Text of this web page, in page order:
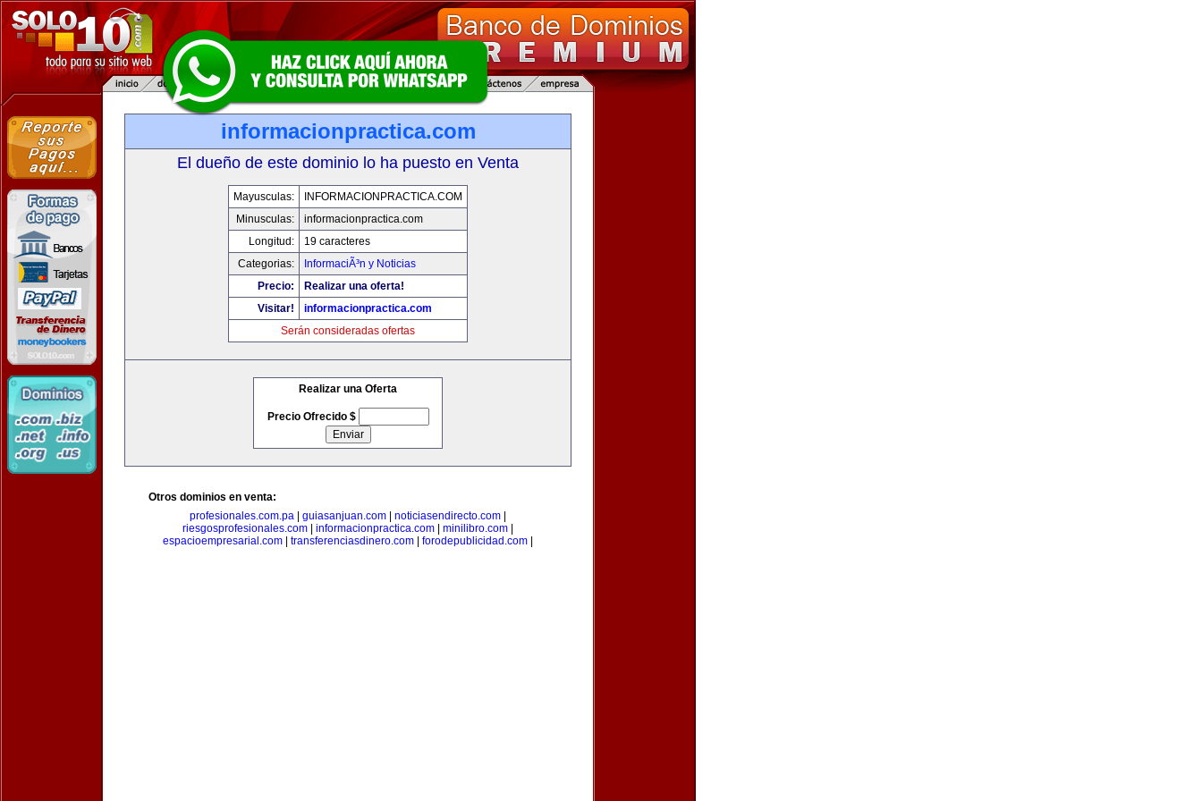
informacionpractica.com
El dueño de este dominio lo ha puesto en Venta
Mayusculas:
INFORMACIONPRACTICA.COM
Minusculas:
informacionpractica.com
Longitud:
19 caracteres
Categorias:
InformaciÃ³n y Noticias
Precio:
Realizar una oferta!
Visitar!
informacionpractica.com
Serán consideradas ofertas
Realizar una Oferta
Precio Ofrecido $
Otros dominios en venta:
profesionales.com.pa
guiasanjuan.com noticiasendirecto.com
riesgosprofesionales.com
informacionpractica.com minilibro.com
espacioempresarial.com
transferenciasdinero.com forodepublicidad.com